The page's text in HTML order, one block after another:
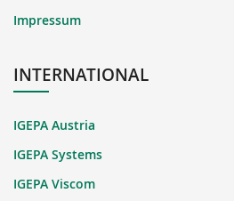
Impressum
INTERNATIONAL
IGEPA Austria
IGEPA Systems
IGEPA Viscom